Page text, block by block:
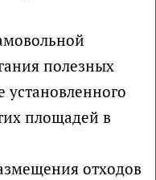
полезных
площадей в
отходов